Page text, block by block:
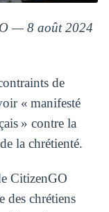
— 8 août 2024
de
« manifesté
» contre la
la chrétienté.
CitizenGO
des chrétiens